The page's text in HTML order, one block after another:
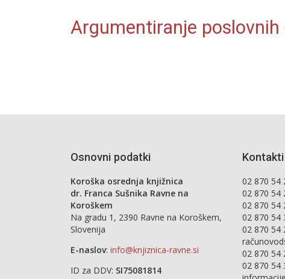
Argumentiranje
Osnovni podatki
Koroška osrednja knjižnica
dr. Franca Sušnika Ravne na
Koroškem
Na gradu 1, 2390 Ravne na Koroškem,
Slovenija
E-naslov: info@knjiznica-ravne.si
ID za DDV: SI75081814
Kontakti
02 870 54
02 870 54
02 870 54
02 870 54
02 870 54
02 870 54
02 870 54